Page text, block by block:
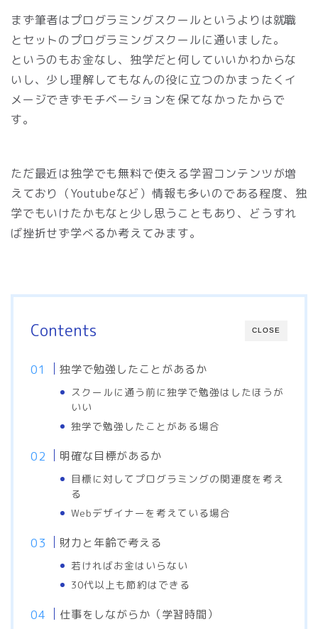
まず筆者はプログラミングスクールというよりは就職
とセットのプログラミングスクールに通いました。
というのもお金なし、独学だと何していいかわからな
いし、少し理解してもなんの役に立つのかまったくイ
メージできずモチベーションを保てなかったからで
す。
ただ最近は独学でも無料で使える学習コンテンツが増
えており（Youtubeなど）情報も多いのである程度、独
学でもいけたかもなと少し思うこともあり、どうすれ
ば挫折せず学べるか考えてみます。
CLOSE
Contents
独学で勉強したことがあるか
スクールに通う前に独学で勉強はしたほうが
いい
独学で勉強したことがある場合
明確な目標があるか
目標に対してプログラミングの関連度を考え
る
Webデザイナーを考えている場合
財力と年齢で考える
若ければお金はいらない
30代以上も節約はできる
仕事をしながらか（学習時間）